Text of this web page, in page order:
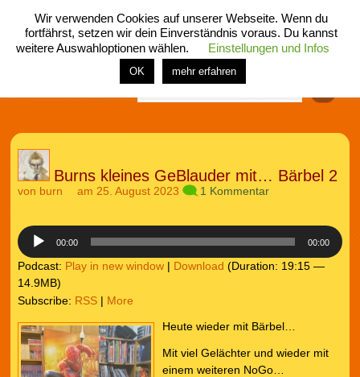
menü
home rubrik buch comic spiel fotos shop
Burns kleines GeBlauder mit… Bärbel 2
von burn am 25. August 2023 1 Kommentar
Audio-
Player
00:00 00:00
Podcast: Play in new window| Download (Duration: 19:15 —
14.9MB)
Subscribe: RSS| More
Heute wieder mit Bärbel…
Mit viel Gelächter und wieder mit
einem weiteren NoGo…
Wir verwenden Cookies auf unserer Webseite. Wenn du
fortfährst, setzen wir dein Einverständnis voraus. Du kannst
weitere Auswahloptionen wählen.
Einstellungen und Infos
OK mehr erfahren